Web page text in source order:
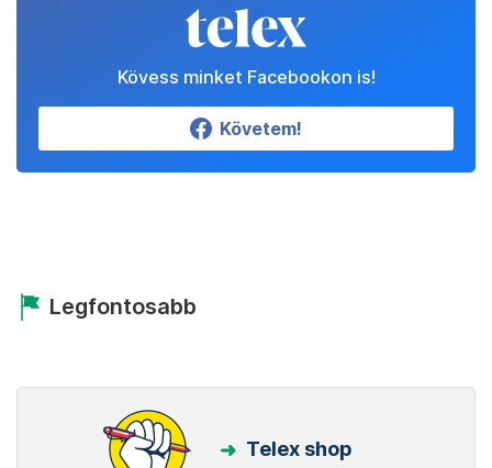
Kövess minket Facebookon is!
Követem!
Legfontosabb
Telex shop